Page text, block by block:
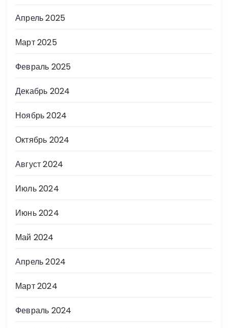
Апрель 2025
Март 2025
Февраль 2025
Декабрь 2024
Ноябрь 2024
Октябрь 2024
Август 2024
Июль 2024
Июнь 2024
Май 2024
Апрель 2024
Март 2024
Февраль 2024